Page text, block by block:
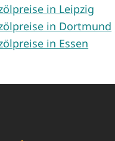
in Leipzig
in Dortmund
in Essen